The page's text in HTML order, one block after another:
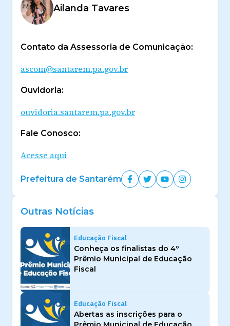
Ailanda Tavares
Contato da Assessoria de Comunicação:
ascom@santarem.pa.gov.br
Ouvidoria:
ouvidoria.santarem.pa.gov.br
Fale Conosco:
Acesse aqui
Prefeitura de Santarém
Outras Notícias
Educação Fiscal
Conheça os finalistas do 4º
Prêmio Municipal de Educação
Fiscal
Educação Fiscal
Abertas as inscrições para o